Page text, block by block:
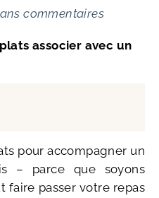
commentaires
associer avec un
– parce que soyons
faire passer votre repas